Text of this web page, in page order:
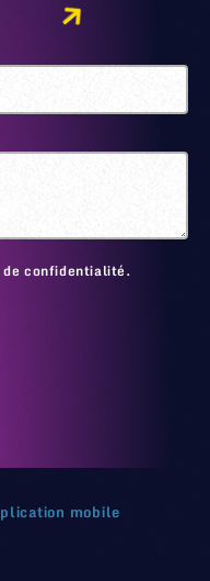
de confidentialité.
mobile